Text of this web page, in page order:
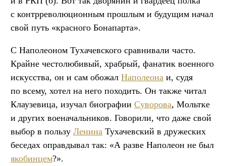
с контрреволюционным прошлым и будущим начал
свой путь «красного Бонапарта».
С Наполеоном Тухачевского сравнивали часто.
Крайне честолюбивый, храбрый, фанатик военного
искусства, он и сам обожал Наполеона и, судя
по всему, хотел на него походить. Он также читал
Клаузевица, изучал биографии Суворова, Мольтке
и других военачальников. Говорили, что даже свой
выбор в пользу Ленина Тухачевский в дружеских
беседах оправдывал так: «А разве Наполеон не был
якобинцем?».